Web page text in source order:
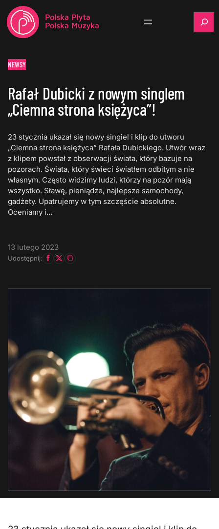
NEWSY
Rafał Dubicki z nowym singlem
„Ciemna strona księżyca”!
23 stycznia ukazał się nowy singiel i klip do utworu
„Ciemna strona księżyca” Rafała Dubickiego. Utwór wraz
z klipem powstał z obserwacji świata, który bazuje na
pozorach. Świata, który świeci światłem odbitym a nie
własnym. Często widzimy ludzi, którzy na pozór mają
wszystko. Sławę, pieniądze, najlepsze samochody,
gadżety. Upatrujemy w tym szczęście absolutne.
Oceniamy i…
13 lutego 2023
Udostępnij: